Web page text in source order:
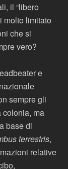
il “libero
molto limitato
che si
vero?
e
sempre gli
ma
base di
terrestris,
relative